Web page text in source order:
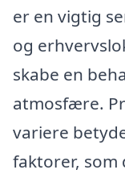
er en vigtig
og
skabe en
atmosfære.
variere
faktorer, som